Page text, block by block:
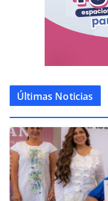
Últimas Noticias